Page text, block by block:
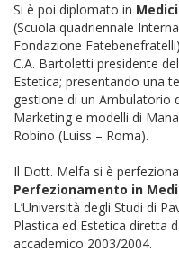
Si è poi diplomato in
(Scuola quadriennale
Fondazione
C.A. Bartoletti presidente
Estetica; presentando una
gestione di un Ambulatorio
Marketing e modelli di
Robino (Luiss – Roma).
Il Dott. Melfa si è
Perfezionamento in
L’Università degli Studi di
Plastica ed Estetica diretta
accademico 2003/2004.